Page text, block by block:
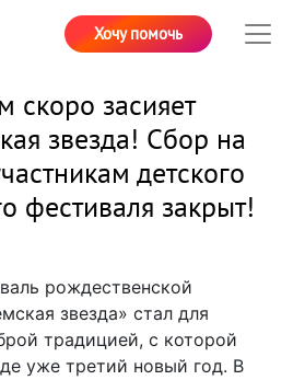
Хочу помочь
скоро засияет
звезда! Сбор на
детского
фестиваля закрыт!
рождественской
звезда» стал для
традицией, с которой
уже третий новый год. В